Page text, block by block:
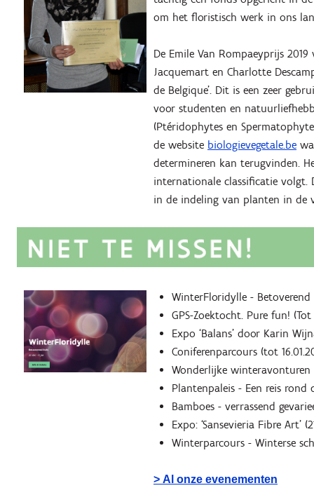
om het floristisch werk in ons
De Emile Van Rompaeyprijs
Jacquemart en Charlotte
de Belgique’. Dit is een zeer
voor studenten en
(Ptéridophytes en
de website biologievegetale.be
determineren kan terugvinden.
internationale classificatie volgt.
in de indeling van planten in de
WinterFloridylle - Betoverend
GPS-Zoektocht. Pure fun! (Tot
Expo ‘Balans’ door Karin
Coniferenparcours (tot
Wonderlijke
Plantenpaleis - Een reis rond
Bamboes - verrassend
Expo: ‘Sansevieria Fibre Art’
Winterparcours - Winterse
> Al onze evenementen